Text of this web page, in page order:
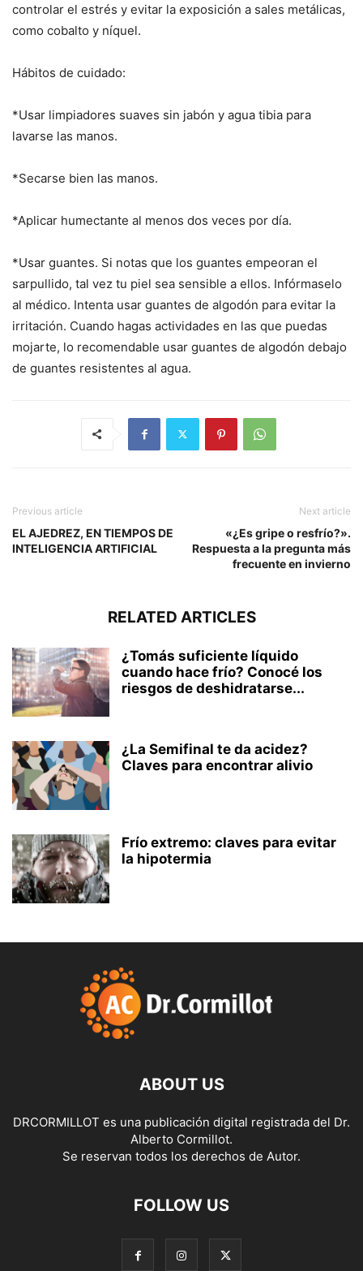
controlar el estrés y evitar la exposición a sales metálicas,
como cobalto y níquel.
Hábitos de cuidado:
*Usar limpiadores suaves sin jabón y agua tibia para
lavarse las manos.
*Secarse bien las manos.
*Aplicar humectante al menos dos veces por día.
*Usar guantes. Si notas que los guantes empeoran el
sarpullido, tal vez tu piel sea sensible a ellos. Infórmaselo
al médico. Intenta usar guantes de algodón para evitar la
irritación. Cuando hagas actividades en las que puedas
mojarte, lo recomendable usar guantes de algodón debajo
de guantes resistentes al agua.
Previous article
EL AJEDREZ, EN TIEMPOS DE
INTELIGENCIA ARTIFICIAL
Next article
«¿Es gripe o resfrío?».
Respuesta a la pregunta más
frecuente en invierno
RELATED ARTICLES
¿Tomás suficiente líquido
cuando hace frío? Conocé los
riesgos de deshidratarse...
¿La Semifinal te da acidez?
Claves para encontrar alivio
Frío extremo: claves para evitar
la hipotermia
ABOUT US
DRCORMILLOT es una publicación digital registrada del Dr.
Alberto Cormillot.
Se reservan todos los derechos de Autor.
FOLLOW US